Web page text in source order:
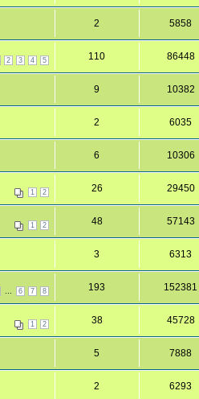
2 5858
2 3 4 5 110 86448
9 10382
2 6035
6 10306
1 2 26 29450
1 2 48 57143
3 6313
6 7 8 193 152381
1 2 38 45728
5 7888
2 6293